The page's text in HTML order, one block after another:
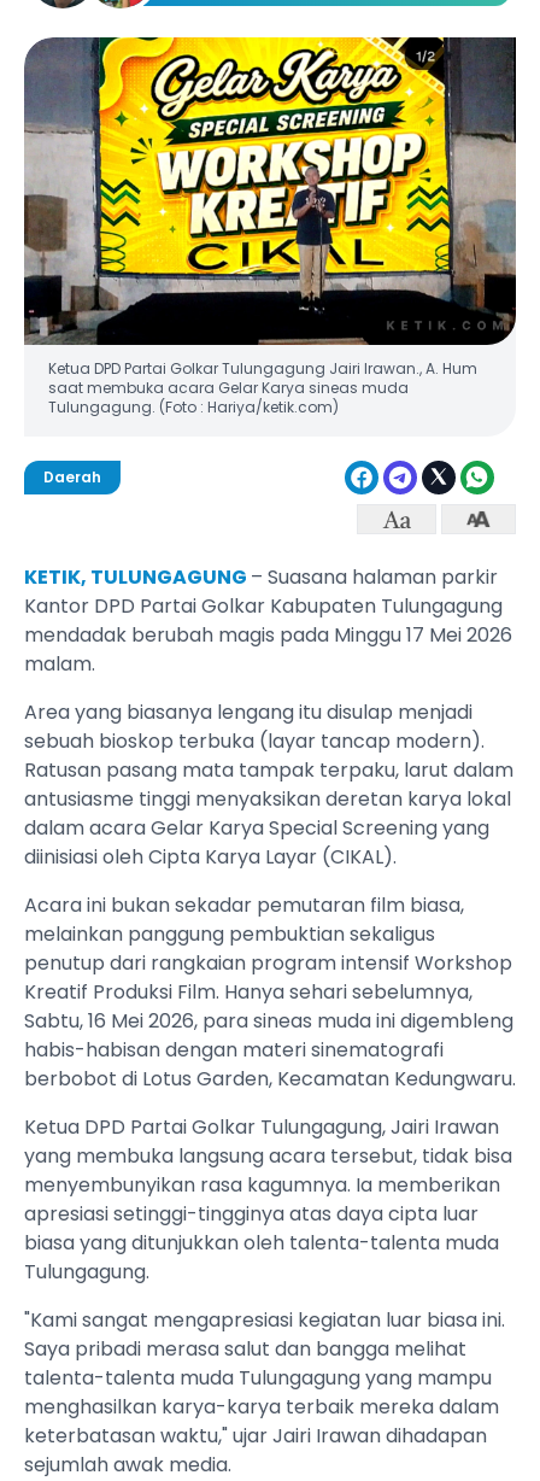
Ketua DPD Partai Golkar Tulungagung Jairi Irawan., A. Hum
saat membuka acara Gelar Karya sineas muda
Tulungagung. (Foto : Hariya/ketik.com)
Daerah
KETIK, TULUNGAGUNG – Suasana halaman parkir
Kantor DPD Partai Golkar Kabupaten Tulungagung
mendadak berubah magis pada Minggu 17 Mei 2026
malam.
Area yang biasanya lengang itu disulap menjadi
sebuah bioskop terbuka (layar tancap modern).
Ratusan pasang mata tampak terpaku, larut dalam
antusiasme tinggi menyaksikan deretan karya lokal
dalam acara Gelar Karya Special Screening yang
diinisiasi oleh Cipta Karya Layar (CIKAL).
Acara ini bukan sekadar pemutaran film biasa,
melainkan panggung pembuktian sekaligus
penutup dari rangkaian program intensif Workshop
Kreatif Produksi Film. Hanya sehari sebelumnya,
Sabtu, 16 Mei 2026, para sineas muda ini digembleng
habis-habisan dengan materi sinematografi
berbobot di Lotus Garden, Kecamatan Kedungwaru.
Ketua DPD Partai Golkar Tulungagung, Jairi Irawan
yang membuka langsung acara tersebut, tidak bisa
menyembunyikan rasa kagumnya. Ia memberikan
apresiasi setinggi-tingginya atas daya cipta luar
biasa yang ditunjukkan oleh talenta-talenta muda
Tulungagung.
"Kami sangat mengapresiasi kegiatan luar biasa ini.
Saya pribadi merasa salut dan bangga melihat
talenta-talenta muda Tulungagung yang mampu
menghasilkan karya-karya terbaik mereka dalam
keterbatasan waktu," ujar Jairi Irawan dihadapan
sejumlah awak media.